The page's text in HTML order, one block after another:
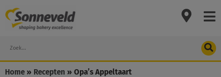
to
content
Search
Home » Recepten » Opa’s Appeltaart